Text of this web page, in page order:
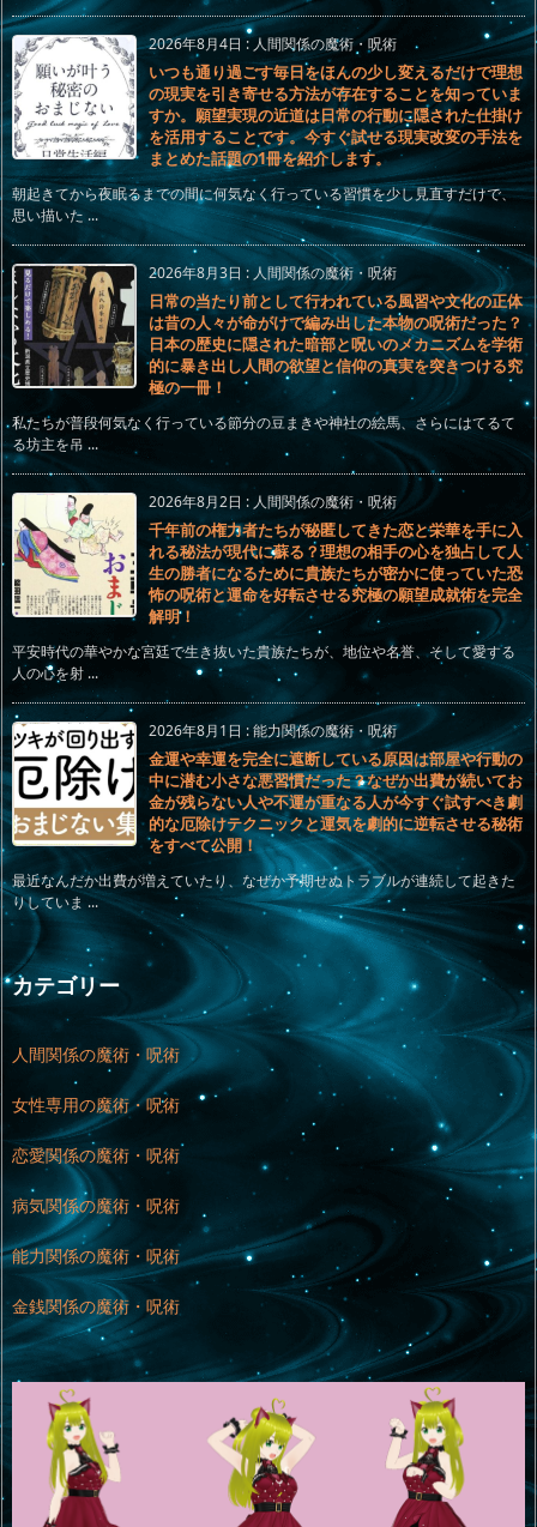
2026年8月4日 :人間関係の魔術・呪術
いつも通り過ごす毎日をほんの少し変えるだけで理想
の現実を引き寄せる方法が存在することを知っていま
すか。願望実現の近道は日常の行動に隠された仕掛け
を活用することです。今すぐ試せる現実改変の手法を
まとめた話題の1冊を紹介します。
朝起きてから夜眠るまでの間に何気なく行っている習慣を少し見直すだけで、
思い描いた ...
2026年8月3日 : 人間関係の魔術・呪術
日常の当たり前として行われている風習や文化の正体
は昔の人々が命がけで編み出した本物の呪術だった？
日本の歴史に隠された暗部と呪いのメカニズムを学術
的に暴き出し人間の欲望と信仰の真実を突きつける究
極の一冊！
私たちが普段何気なく行っている節分の豆まきや神社の絵馬、さらにはてるて
る坊主を吊 ...
2026年8月2日 : 人間関係の魔術・呪術
千年前の権力者たちが秘匿してきた恋と栄華を手に入
れる秘法が現代に蘇る？理想の相手の心を独占して人
生の勝者になるために貴族たちが密かに使っていた恐
怖の呪術と運命を好転させる究極の願望成就術を完全
解明！
平安時代の華やかな宮廷で生き抜いた貴族たちが、地位や名誉、そして愛する
人の心を射 ...
2026年8月1日 :能力関係の魔術・呪術
金運や幸運を完全に遮断している原因は部屋や行動の
中に潜む小さな悪習慣だった？なぜか出費が続いてお
金が残らない人や不運が重なる人が今すぐ試すべき劇
的な厄除けテクニックと運気を劇的に逆転させる秘術
をすべて公開！
最近なんだか出費が増えていたり、なぜか予期せぬトラブルが連続して起きた
りしていま ...
カテゴリー
人間関係の魔術・呪術
女性専用の魔術・呪術
恋愛関係の魔術・呪術
病気関係の魔術・呪術
能力関係の魔術・呪術
金銭関係の魔術・呪術